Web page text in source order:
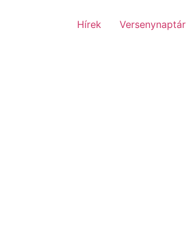
Hírek Versenynaptár